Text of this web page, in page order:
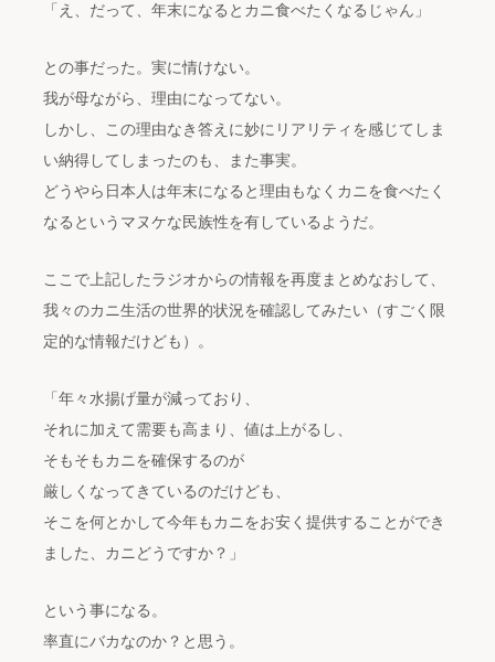
「え、だって、年末になるとカニ食べたくなるじゃん」
との事だった。実に情けない。
我が母ながら、理由になってない。
しかし、この理由なき答えに妙にリアリティを感じてしま
い納得してしまったのも、また事実。
どうやら日本人は年末になると理由もなくカニを食べたく
なるというマヌケな民族性を有しているようだ。
ここで上記したラジオからの情報を再度まとめなおして、
我々のカニ生活の世界的状況を確認してみたい（すごく限
定的な情報だけども）。
「年々水揚げ量が減っており、
それに加えて需要も高まり、値は上がるし、
そもそもカニを確保するのが
厳しくなってきているのだけども、
そこを何とかして今年もカニをお安く提供することができ
ました、カニどうですか？」
という事になる。
率直にバカなのか？と思う。